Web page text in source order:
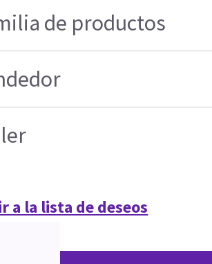
de productos
a la lista de deseos